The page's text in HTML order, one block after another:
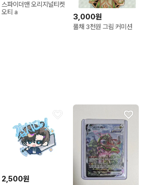
스파이더맨 오리지널티켓
오티 a
3,000원
풀채 3천원 그림 커미션
2,500원